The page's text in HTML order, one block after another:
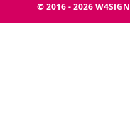
© 2016 - 2026